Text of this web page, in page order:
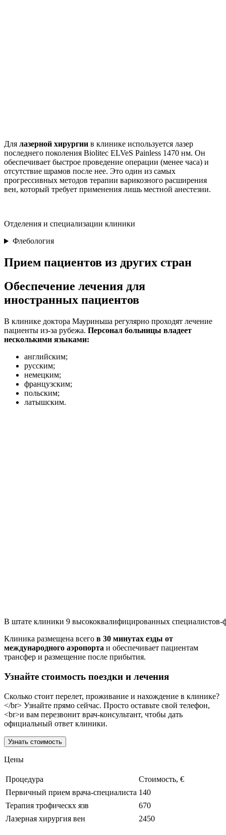
Для лазерной хирургии в клинике используется лазер
последнего поколения Biolitec ELVeS Painless 1470 нм. Он
обеспечивает быстрое проведение операции (менее часа) и
отсутствие шрамов после нее. Это один из самых
прогрессивных методов терапии варикозного расширения
вен, который требует применения лишь местной анестезии.
Отделения и специализации клиники
Флебология
Прием пациентов из других стран
Обеспечение лечения для
иностранных пациентов
В клинике доктора Мауриньша регулярно проходят лечение
пациенты из-за рубежа. Персонал больницы владеет
несколькими языками:
английским;
русским;
немецким;
французским;
польским;
латышским.
В штате клиники 9 высококвалифицированных специалистов-
Клиника размещена всего в 30 минутах езды от
международного аэропорта и обеспечивает пациентам
трансфер и размещение после прибытия.
Узнайте стоимость поездки и лечения
Сколько стоит перелет, проживание и нахождение в клинике?
</br> Узнайте прямо сейчас. Просто оставьте свой телефон,
<br>и вам перезвонит врач-консультант, чтобы дать
официальный ответ клиники.
Узнать стоимость
Цены
Процедура
Стоимость, €
Первичный прием врача-специалиста 140
Терапия трофическх язв
670
Лазерная хирургия вен
2450